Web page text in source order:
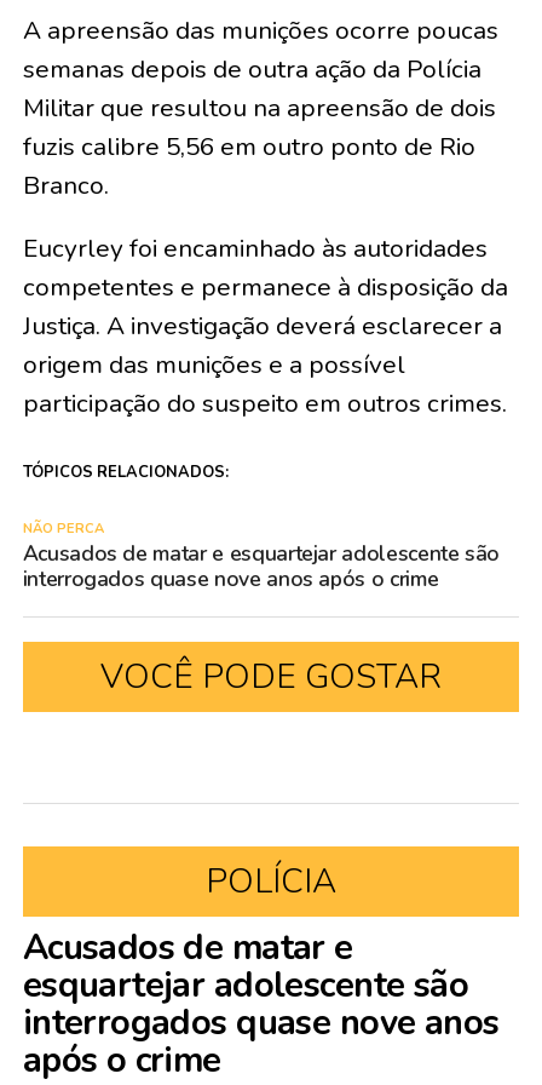
A apreensão das munições ocorre poucas
semanas depois de outra ação da Polícia
Militar que resultou na apreensão de dois
fuzis calibre 5,56 em outro ponto de Rio
Branco.
Eucyrley foi encaminhado às autoridades
competentes e permanece à disposição da
Justiça. A investigação deverá esclarecer a
origem das munições e a possível
participação do suspeito em outros crimes.
TÓPICOS RELACIONADOS:
NÃO PERCA
Acusados de matar e esquartejar adolescente são
interrogados quase nove anos após o crime
VOCÊ PODE GOSTAR
POLÍCIA
Acusados de matar e
esquartejar adolescente são
interrogados quase nove anos
após o crime